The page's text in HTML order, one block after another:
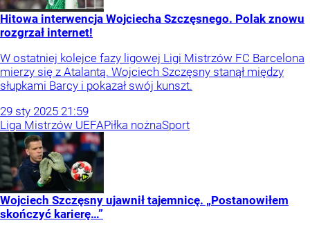
Hitowa interwencja Wojciecha Szczęsnego. Polak znowu
rozgrzał internet!
W ostatniej kolejce fazy ligowej Ligi Mistrzów FC Barcelona
mierzy się z Atalantą. Wojciech Szczęsny stanął między
słupkami Barcy i pokazał swój kunszt.
29 sty 2025 21:59
Liga Mistrzów UEFAPiłka nożnaSport
Wojciech Szczęsny ujawnił tajemnicę. „Postanowiłem
skończyć karierę…”